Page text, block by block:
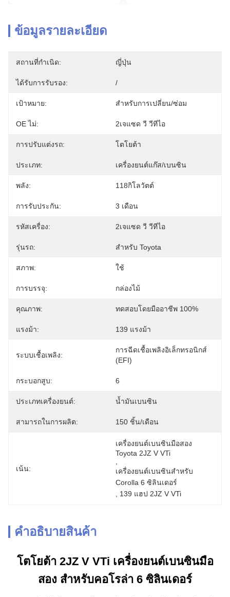
ข้อมูลรายละเอียด
สถานที่กำเนิด: ญี่ปุ่น
ได้รับการรับรอง: /
เป้าหมาย: สําหรับการเปลี่ยน/ซ่อม
OE ไม่: 2เจแซด วี วีทีไอ
การปรับแต่งรถ: โตโยต้า
ประเภท: เครื่องยนต์แก๊ส/เบนซิน
พลัง: 118กิโลวัตต์
การรับประกัน: 3 เดือน
รหัสเครื่อง: 2เจแซด วี วีทีไอ
รุ่นรถ: สําหรับ Toyota
สภาพ: ใช้
การบรรจุ: กล่องไม้
คุณภาพ: ทดสอบโดยมืออาชีพ 100%
แรงม้า: 139 แรงม้า
ระบบเชื้อเพลิง:
การฉีดเชื้อเพลิงอิเล็กทรอนิกส์
(EFI)
กระบอกสูบ: 6
ประเภทเครื่องยนต์: น้ำมันเบนซิน
สามารถในการผลิต: 150 ชิ้น/เดือน
เน้น:
เครื่องยนต์เบนซินมือสอง
Toyota 2JZ V VTi
เครื่องยนต์เบนซินสําหรับ
Corolla 6 ซิลินเดอร์
139 แฮป 2JZ V VTi
คําอธิบายสินค้า
โตโยต้า 2JZ V VTi เครื่องยนต์เบนซินมือ
สอง สําหรับคอโรล่า 6 ซิลินเดอร์